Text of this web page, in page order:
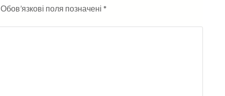
Обов’язкові поля позначені *